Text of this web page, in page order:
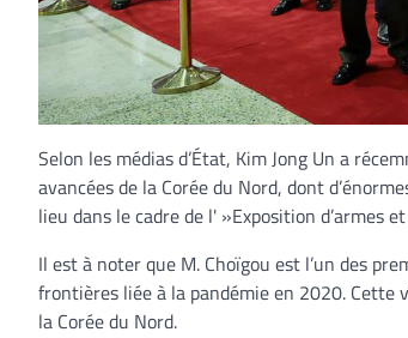
Selon les médias d’État, Kim Jong Un a
avancées de la Corée du Nord, dont
lieu dans le cadre de l' »Exposition d’armes
Il est à noter que M. Choïgou est l’un des
frontières liée à la pandémie en 2020. Cette
la Corée du Nord.